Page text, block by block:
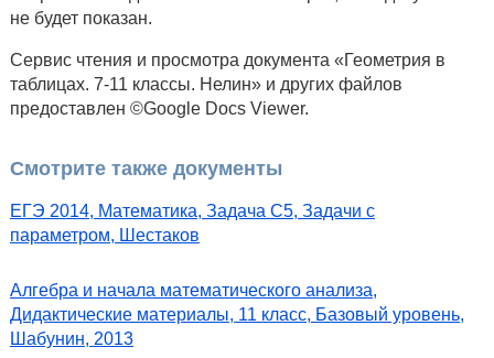
не будет показан.
Сервис чтения и просмотра документа «Геометрия в
таблицах. 7-11 классы. Нелин» и других файлов
предоставлен ©Google Docs Viewer.
Смотрите также документы
ЕГЭ 2014, Математика, Задача С5, Задачи с
параметром, Шестаков
Алгебра и начала математического анализа,
Дидактические материалы, 11 класс, Базовый уровень,
Шабунин, 2013